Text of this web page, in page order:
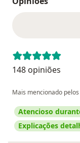
148 opiniões
Mais mencionado
Atencioso
Explicações